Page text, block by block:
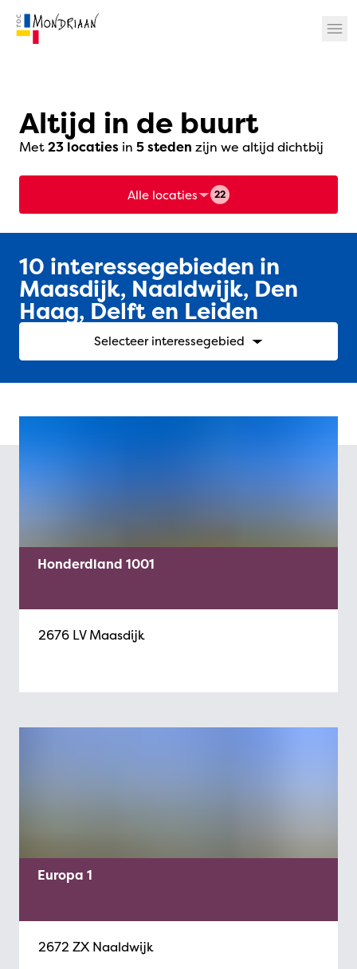
Altijd in de buurt
Met23 locaties in 5 steden zijn we altijd dichtbij
Alle locaties 22
10 interessegebieden in
Maasdijk, Naaldwijk, Den
Haag, Delft en Leiden
Selecteer interessegebied
Honderdland 1001
2676 LV Maasdijk
Europa 1
2672 ZX Naaldwijk